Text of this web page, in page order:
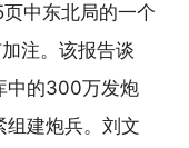
中东北局的一个
注。该报告谈
中的300万发炮
组建炮兵。刘文